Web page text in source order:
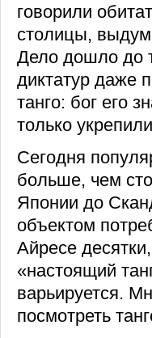
говорили
столицы,
Дело дошло до
диктатур даже
танго: бог его
только
Сегодня
больше, чем
Японии до
объектом
Айресе
«настоящий
варьируется.
посмотреть